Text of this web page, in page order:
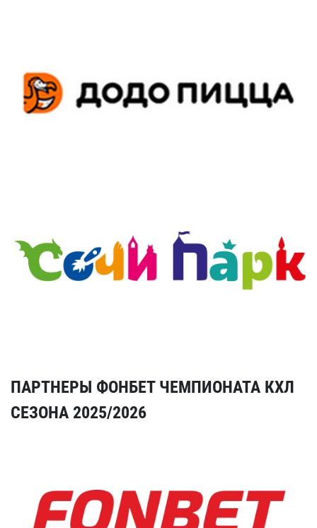
ПАРТНЕРЫ ФОНБЕТ ЧЕМПИОНАТА КХЛ
СЕЗОНА 2025/2026